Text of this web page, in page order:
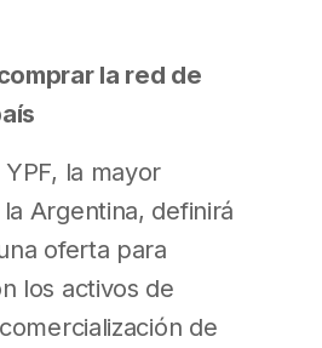
la red de
la mayor
Argentina, definirá
oferta para
los activos de
de